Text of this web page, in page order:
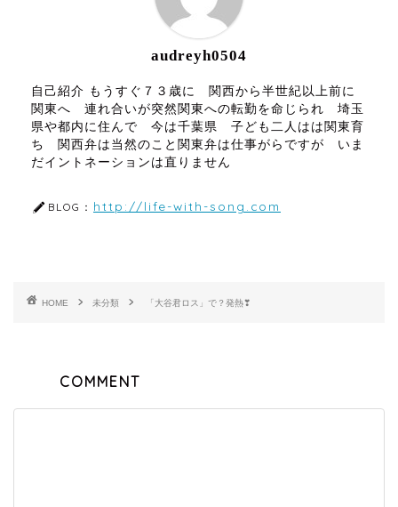
audreyh0504
自己紹介 もうすぐ７３歳に 関西から半世紀以上前に
関東へ 連れ合いが突然関東への転勤を命じられ 埼玉
県や都内に住んで 今は千葉県 子ども二人はは関東育
ち 関西弁は当然のこと関東弁は仕事がらですが いま
だイントネーションは直りません
BLOG： http://life-with-song.com
HOME 未分類 「大谷君ロス」で？発熱❣
COMMENT